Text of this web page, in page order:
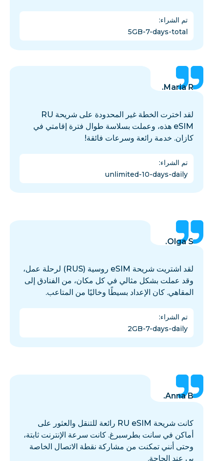
تم الشراء:
5GB-7-days-total
Maria R.
لقد اخترت الخطة غير المحدودة على شريحة RU
eSIM هذه، وعملت بسلاسة طوال فترة إقامتي في
كازان. خدمة رائعة وسرعات فائقة!
تم الشراء:
unlimited-10-days-daily
Olga S.
لقد اشتريت شريحة eSIM روسية (RUS) لرحلة عمل،
وقد عملت بشكل مثالي في كل مكان، من الفنادق إلى
المقاهي. كان الإعداد بسيطًا وخاليًا من المتاعب.
تم الشراء:
2GB-7-days-daily
Anna B.
كانت شريحة RU eSIM رائعة للتنقل والعثور على
أماكن في سانت بطرسبرغ. كانت سرعة الإنترنت ثابتة،
وحتى أنني تمكنت من مشاركة نقطة الاتصال الخاصة
بي عند الحاجة.